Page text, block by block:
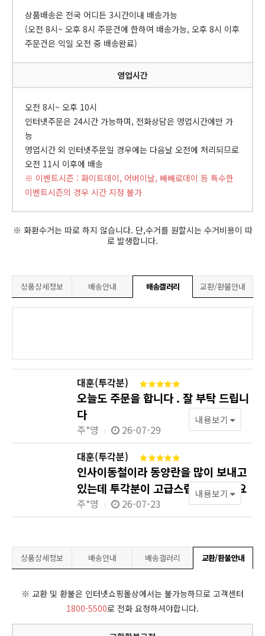
상품배송은 전국 어디든 3시간이내 배송가능
(오전 8시~ 오후 8시 주문건에 한하여 배송가능, 오후 8시 이후
주문건은 익일 오전 중 배송완료)
영업시간
오전 8시~ 오후 10시
인터넷주문은 24시간 가능하며, 전화상담은 영업시간에만 가
능
영업시간 외 인터넷주문일 경우에는 다음날 오전에 처리되므로
오전 11시 이후에 배송
※ 이벤트시즌 : 화이트데이, 어버이날, 빼빼로데이 등 특수한
이벤트시즌의 경우 시간 지정 불가
※ 화환수거는 따로 하지 않습니다. 단,수거를 원할시는 수거비용이 따
로 발생합니다.
상품상세정보 배송안내 배송갤러리 교환/환불안내
대훈(투각분)
오늘도 주문을 합니다 . 잘 부탁 드립니
다
주*영 26-07-29
내용보기
대훈(투각분)
인사이동철이라 동양란을 많이 보내고
있는데 투각분이 고급스럽고 이쁘네요
주*영 26-07-23
내용보기
상품상세정보 배송안내 배송갤러리 교환/환불안내
※ 교환 및 환불은 인터넷쇼핑몰상에서는 불가능하므로 고객센터
1800-5500로 전화 요청하셔야합니다.